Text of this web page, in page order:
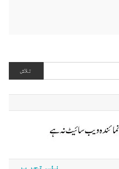
تلاش
نئی تحریر